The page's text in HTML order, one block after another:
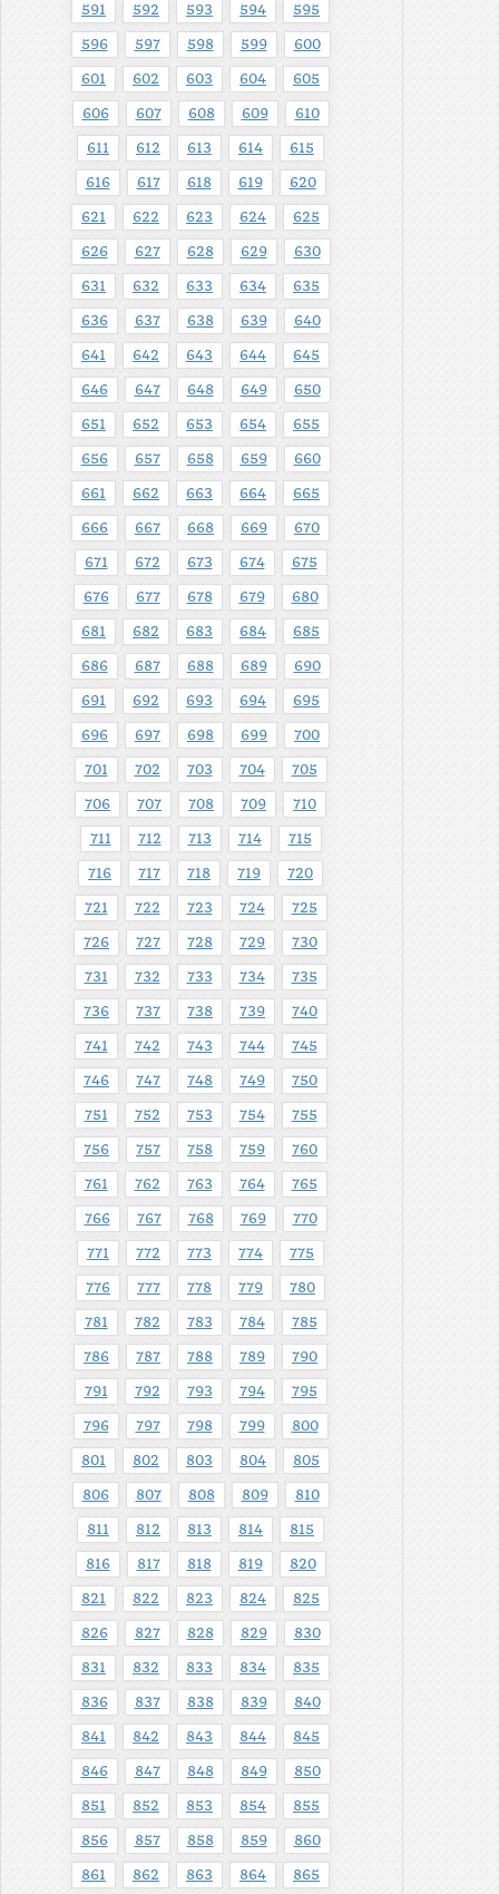
591 592 593 594 595
596 597 598 599 600
601 602 603 604 605
606 607 608 609 610
611 612 613 614 615
616 617 618 619 620
621 622 623 624 625
626 627 628 629 630
631 632 633 634 635
636 637 638 639 640
641 642 643 644 645
646 647 648 649 650
651 652 653 654 655
656 657 658 659 660
661 662 663 664 665
666 667 668 669 670
671 672 673 674 675
676 677 678 679 680
681 682 683 684 685
686 687 688 689 690
691 692 693 694 695
696 697 698 699 700
701 702 703 704 705
706 707 708 709 710
711 712 713 714 715
716 717 718 719 720
721 722 723 724 725
726 727 728 729 730
731 732 733 734 735
736 737 738 739 740
741 742 743 744 745
746 747 748 749 750
751 752 753 754 755
756 757 758 759 760
761 762 763 764 765
766 767 768 769 770
771 772 773 774 775
776 777 778 779 780
781 782 783 784 785
786 787 788 789 790
791 792 793 794 795
796 797 798 799 800
801 802 803 804 805
806 807 808 809 810
811 812 813 814 815
816 817 818 819 820
821 822 823 824 825
826 827 828 829 830
831 832 833 834 835
836 837 838 839 840
841 842 843 844 845
846 847 848 849 850
851 852 853 854 855
856 857 858 859 860
861 862 863 864 865